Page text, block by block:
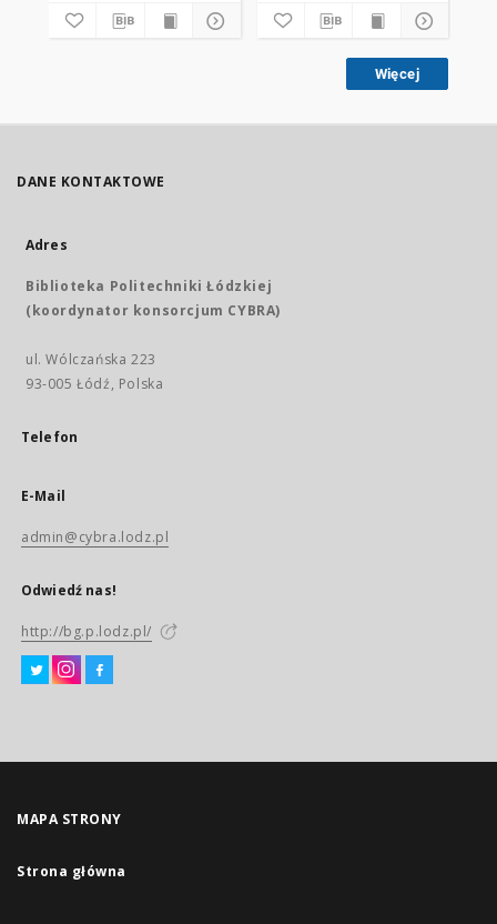
Więcej
DANE KONTAKTOWE
Adres
Biblioteka Politechniki Łódzkiej
(koordynator konsorcjum CYBRA)
ul. Wólczańska 223
93-005 Łódź, Polska
Telefon
E-Mail
admin@cybra.lodz.pl
Odwiedź nas!
http://bg.p.lodz.pl/
MAPA STRONY
Strona główna